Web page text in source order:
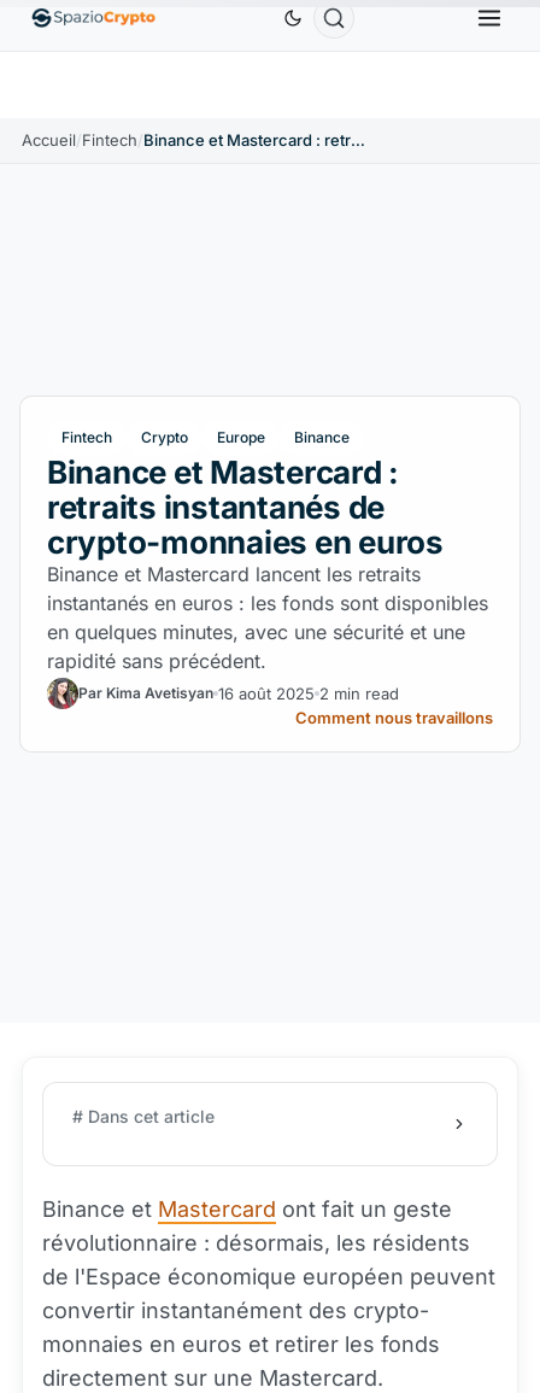
EthereumETH1 880,58 $US TetherUSDT ↑0.00%
Accueil/Fintech/ Binance et Mastercard : retraits instantanés de crypto-monnaies en euros
Fintech Crypto Europe Binance
Binance et Mastercard :
retraits instantanés de
crypto-monnaies en euros
Binance et Mastercard lancent les retraits
instantanés en euros : les fonds sont disponibles
en quelques minutes, avec une sécurité et une
rapidité sans précédent.
Par Kima Avetisyan 16 août 2025 2 min read
Comment nous travaillons
# Dans cet article
Binance et Mastercard ont fait un geste
révolutionnaire : désormais, les résidents
de l'Espace économique européen peuvent
convertir instantanément des crypto-
monnaies en euros et retirer les fonds
directement sur une Mastercard.